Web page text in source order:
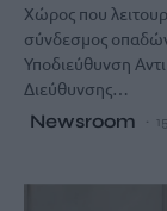
Χώρος που
σύνδεσμος
Υποδιεύθυνση
Διεύθυνσης…
Newsroom